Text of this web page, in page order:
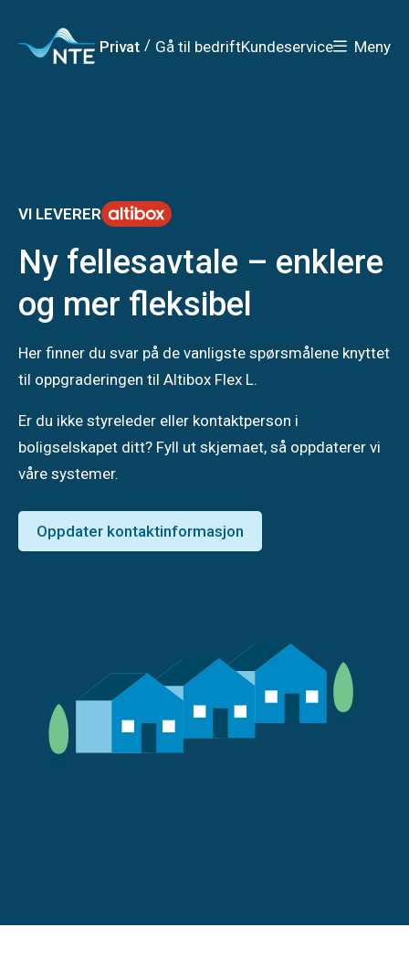
hovedmeny
søk
hovedinnhold
bunnområde
Privat / Gå til bedriftKundeservice Meny
VI LEVERER
Ny fellesavtale – enklere
og mer fleksibel
Her finner du svar på de vanligste spørsmålene knyttet
til oppgraderingen til Altibox Flex L.
Er du ikke styreleder eller kontaktperson i
boligselskapet ditt? Fyll ut skjemaet, så oppdaterer vi
våre systemer.
Oppdater kontaktinformasjon